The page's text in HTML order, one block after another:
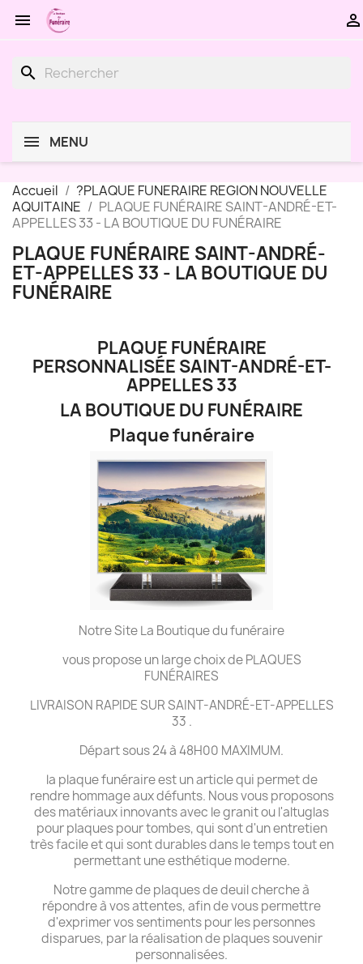
 
search
MENU
Accueil
?PLAQUE FUNERAIRE REGION NOUVELLE
AQUITAINE
PLAQUE FUNÉRAIRE SAINT-ANDRÉ-ET-
APPELLES 33 - LA BOUTIQUE DU FUNÉRAIRE
PLAQUE FUNÉRAIRE SAINT-ANDRÉ-
ET-APPELLES 33 - LA BOUTIQUE DU
FUNÉRAIRE
PLAQUE FUNÉRAIRE
PERSONNALISÉE SAINT-ANDRÉ-ET-
APPELLES 33
LA BOUTIQUE DU FUNÉRAIRE
Plaque funéraire
Notre Site La Boutique du funéraire
vous propose un large choix de PLAQUES
FUNÉRAIRES
LIVRAISON RAPIDE SUR SAINT-ANDRÉ-ET-APPELLES
33 .
Départ sous 24 à 48H00 MAXIMUM.
la plaque funéraire est un article qui permet de
rendre hommage aux défunts. Nous vous proposons
des matériaux innovants avec le granit ou l'altuglas
pour plaques pour tombes, qui sont d'un entretien
très facile et qui sont durables dans le temps tout en
permettant une esthétique moderne.
Notre gamme de plaques de deuil cherche à
répondre à vos attentes, afin de vous permettre
d'exprimer vos sentiments pour les personnes
disparues, par la réalisation de plaques souvenir
personnalisées.